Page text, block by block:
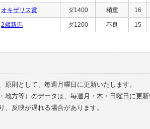
オキザリス賞 ダ1400 稍重 16
2歳新馬 ダ1200 不良 15
原則として、毎週月曜日に更新いたします。
地方等）のデータは、毎週月・木・日曜日に更新
、反映が遅れる場合があります。